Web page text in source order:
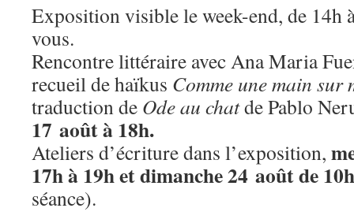
Exposition visible le week-end, de 14h
vous.
Rencontre littéraire avec Ana Maria
recueil de haïkus Comme une main sur
traduction de Ode au chatde Pablo
17 août à 18h.
Ateliers d’écriture dans l’exposition,
17h à 19h et dimanche 24 août de
séance).